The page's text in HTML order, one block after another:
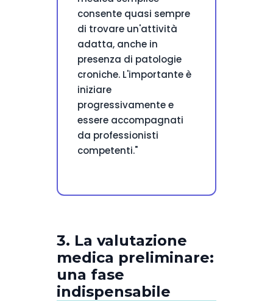
consente quasi sempre
di trovare un'attività
adatta, anche in
presenza di patologie
croniche. L'importante è
iniziare
progressivamente e
essere accompagnati
da professionisti
competenti."
3. La valutazione
medica preliminare:
una fase
indispensabile